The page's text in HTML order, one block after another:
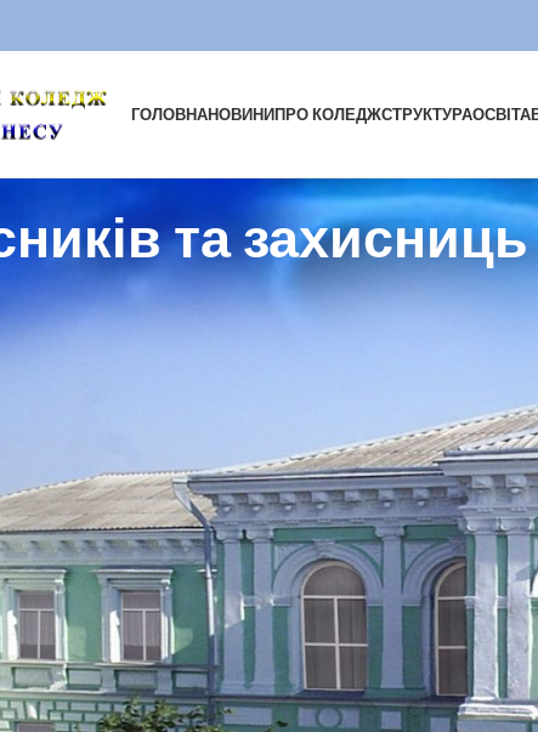
ГОЛОВНАНОВИНИПРО КОЛЕДЖСТРУКТУРАОСВІТА
та захисниць
— державне свято України
під час повномасштабного російського воєнного вторгнення.
наше право жити вільно і незалежно, мирно і спокійно —
які допомагають нашим бійцям вистояти, фронтовим
які підтримують їх сили доброю їжею, водіям, які під
Віримо у Збройні Сили України та сподіваємося на скору